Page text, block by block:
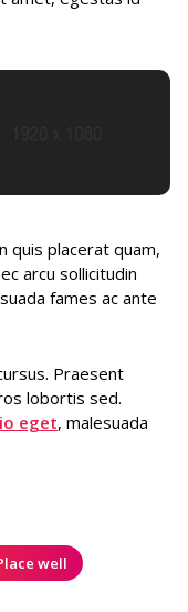
quis placerat quam,
arcu sollicitudin
fames ac ante
Praesent
lobortis sed.
eget, malesuada
well